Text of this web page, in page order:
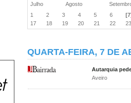
Julho
Agosto
1
2 3 4 5 6
17
18 19 20 21 22
QUARTA-FEIRA, 7 DE
Autarquia
Aveiro